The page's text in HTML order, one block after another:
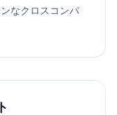
なクロスコンパ